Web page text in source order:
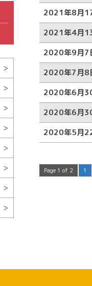
2021年8月
2021年4月
2020年9月7
2020年7月8
2020年6月
2020年6月
2020年5月
Page 1 of 2 1